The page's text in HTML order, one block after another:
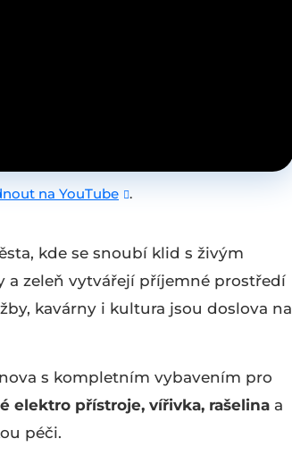
na YouTube .
kde se snoubí klid s živým
a zeleň vytvářejí příjemné prostředí
kavárny i kultura jsou doslova na
s kompletním vybavením pro
elektro přístroje, vířivka, rašelina a
péči.